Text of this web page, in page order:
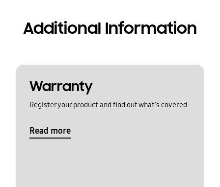
Additional Information
Warranty
Register your product and find out what's covered
Read more